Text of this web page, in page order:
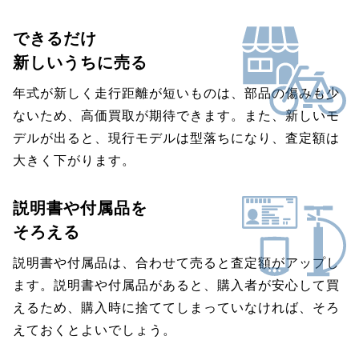
できるだけ
新しいうちに売る
年式が新しく走行距離が短いものは、部品の傷みも少
ないため、高価買取が期待できます。また、新しいモ
デルが出ると、現行モデルは型落ちになり、査定額は
大きく下がります。
説明書や付属品を
そろえる
説明書や付属品は、合わせて売ると査定額がアップし
ます。説明書や付属品があると、購入者が安心して買
えるため、購入時に捨ててしまっていなければ、そろ
えておくとよいでしょう。